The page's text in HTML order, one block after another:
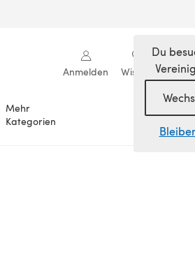
Anmelden Wishlist
Mehr
Kategorien
Anlässe
Du